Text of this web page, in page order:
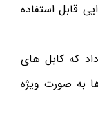
قابل استفاده
که کابل های
به صورت ویژه